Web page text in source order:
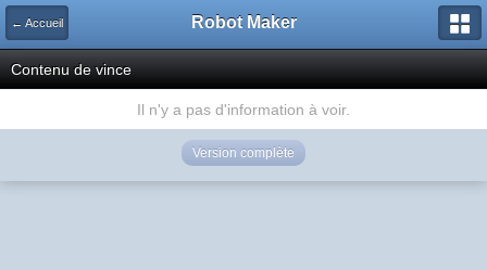
← Accueil Robot Maker
Contenu de vince
Il n'y a pas d'information à voir.
Version complète